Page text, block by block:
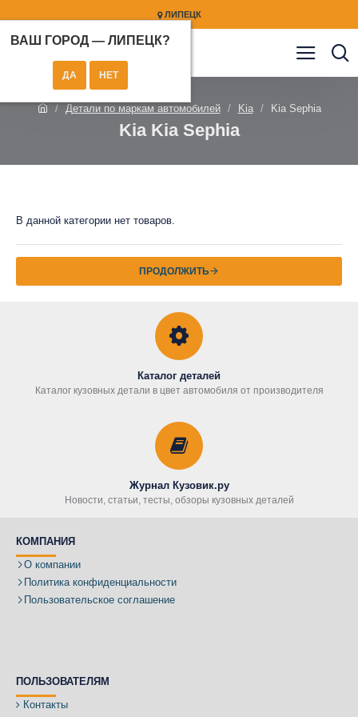
ЛИПЕЦК
ВАШ ГОРОД — ЛИПЕЦК?
Детали по маркам автомобилей Kia Kia Sephia
Kia Kia Sephia
В данной категории нет товаров.
ПРОДОЛЖИТЬ
Каталог деталей
Каталог кузовных детали в цвет автомобиля от производителя
Журнал Кузовик.ру
Новости, статьи, тесты, обзоры кузовных деталей
КОМПАНИЯ
О компании
Политика конфиденциальности
Пользовательское соглашение
ПОЛЬЗОВАТЕЛЯМ
Контакты